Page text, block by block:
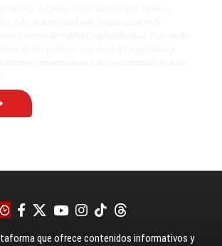
que ofrece contenidos informativos y